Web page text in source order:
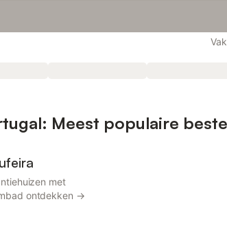
Meest populaire
met
ontdekken →